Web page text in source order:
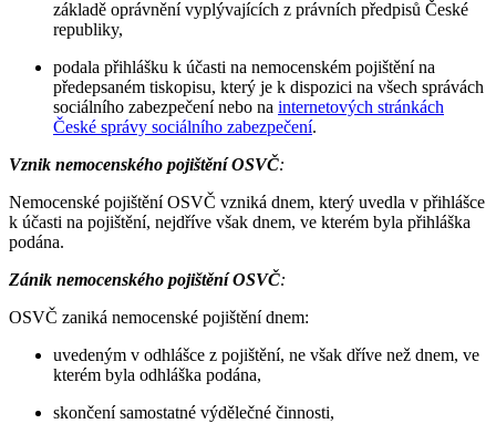
základě oprávnění vyplývajících z právních předpisů České
republiky,
podala přihlášku k účasti na nemocenském pojištění na
předepsaném tiskopisu, který je k dispozici na všech správách
sociálního zabezpečení nebo na internetových stránkách
České správy sociálního zabezpečení.
Vznik nemocenského pojištění OSVČ:
Nemocenské pojištění OSVČ vzniká dnem, který uvedla v přihlášce
k účasti na pojištění, nejdříve však dnem, ve kterém byla přihláška
podána.
Zánik nemocenského pojištění OSVČ:
OSVČ zaniká nemocenské pojištění dnem:
uvedeným v odhlášce z pojištění, ne však dříve než dnem, ve
kterém byla odhláška podána,
skončení samostatné výdělečné činnosti,